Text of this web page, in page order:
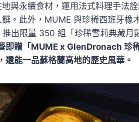
與永續食材，運用法式料理手法
。此外，MUME 與珍稀西班牙橡
出限量 350 組「珍稀雪莉典藏月
即贈「MUME x GlenDronach 珍
還能一品蘇格蘭高地的歷史風華。